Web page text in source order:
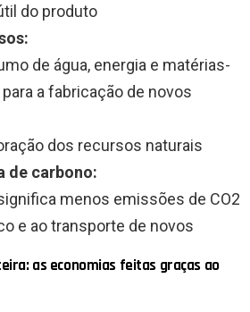
do produto
de água, energia e matérias-
a fabricação de novos
dos recursos naturais
de carbono:
menos emissões de CO2
e ao transporte de novos
as economias feitas graças ao